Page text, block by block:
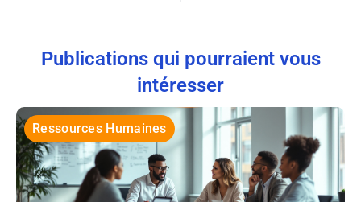
Publications qui pourraient vous
intéresser
Ressources Humaines